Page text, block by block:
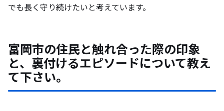
でも長く守り続けたいと考えています。
富岡市の住民と触れ合った際の印象
と、裏付けるエピソードについて教え
て下さい。